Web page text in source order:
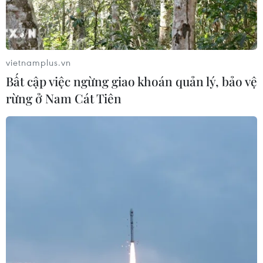
Gỡ nút thắt và điểm nghẽn trong thực
công tác giám sát của Quốc hội khóa XV.
vietnamplus.vn
Bất cập việc ngừng giao khoán quản lý, bảo vệ
rừng ở Nam Cát Tiên